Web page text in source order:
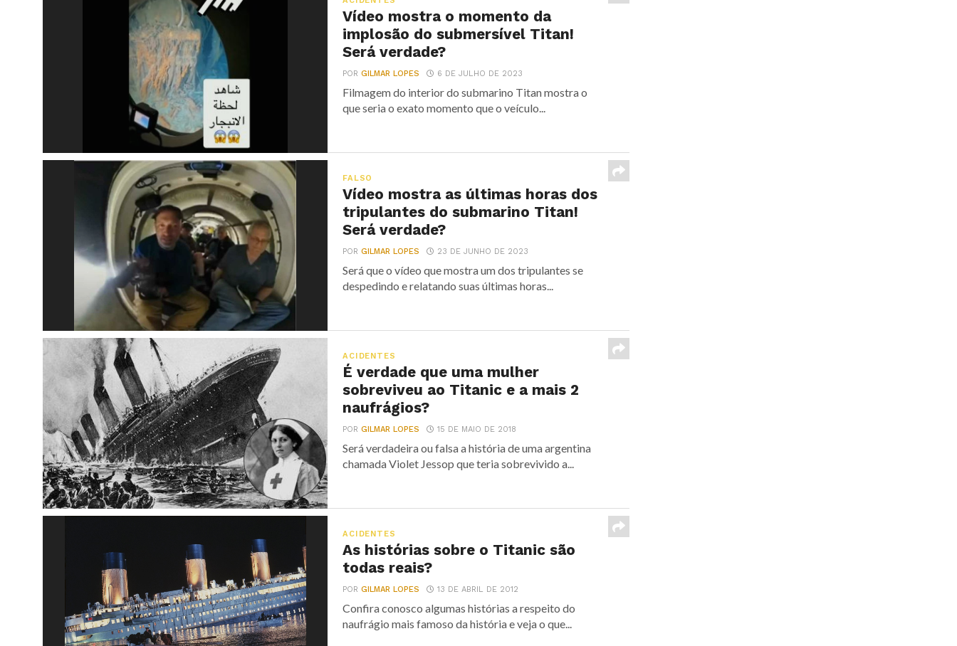
Vídeo mostra o momento da
implosão do submersível Titan!
Será verdade?
PORGILMAR LOPES 6 DE JULHO DE 2023
Filmagem do interior do submarino Titan mostra o
que seria o exato momento que o veículo...
FALSO
Vídeo mostra as últimas horas dos
tripulantes do submarino Titan!
Será verdade?
PORGILMAR LOPES 23 DE JUNHO DE 2023
Será que o vídeo que mostra um dos tripulantes se
despedindo e relatando suas últimas horas...
ACIDENTES
É verdade que uma mulher
sobreviveu ao Titanic e a mais 2
naufrágios?
PORGILMAR LOPES 15 DE MAIO DE 2018
Será verdadeira ou falsa a história de uma argentina
chamada Violet Jessop que teria sobrevivido a...
ACIDENTES
As histórias sobre o Titanic são
todas reais?
PORGILMAR LOPES 13 DE ABRIL DE 2012
Confira conosco algumas histórias a respeito do
naufrágio mais famoso da história e veja o que...